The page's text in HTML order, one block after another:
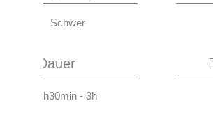
Schwer
Dauer
2h30min - 3h